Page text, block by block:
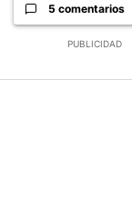
PUBLICIDAD
5 comentarios